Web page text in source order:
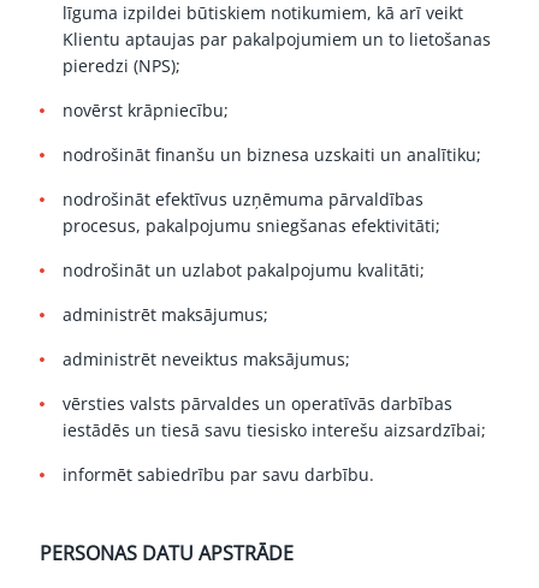
līguma izpildei būtiskiem notikumiem, kā arī veikt
Klientu aptaujas par pakalpojumiem un to lietošanas
pieredzi (NPS);
novērst krāpniecību;
nodrošināt finanšu un biznesa uzskaiti un analītiku;
nodrošināt efektīvus uzņēmuma pārvaldības
procesus, pakalpojumu sniegšanas efektivitāti;
nodrošināt un uzlabot pakalpojumu kvalitāti;
administrēt maksājumus;
administrēt neveiktus maksājumus;
vērsties valsts pārvaldes un operatīvās darbības
iestādēs un tiesā savu tiesisko interešu aizsardzībai;
informēt sabiedrību par savu darbību.
PERSONAS DATU APSTRĀDE